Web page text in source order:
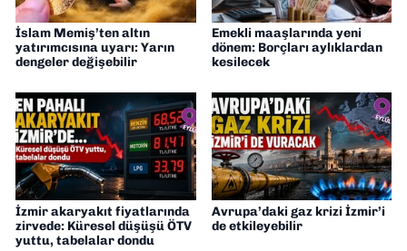
İslam Memiş’ten altın
yatırımcısına uyarı: Yarın
dengeler değişebilir
Emekli maaşlarında yeni
dönem: Borçları aylıklardan
kesilecek
İzmir akaryakıt fiyatlarında
zirvede: Küresel düşüşü ÖTV
yuttu, tabelalar dondu
Avrupa’daki gaz krizi İzmir’i
de etkileyebilir